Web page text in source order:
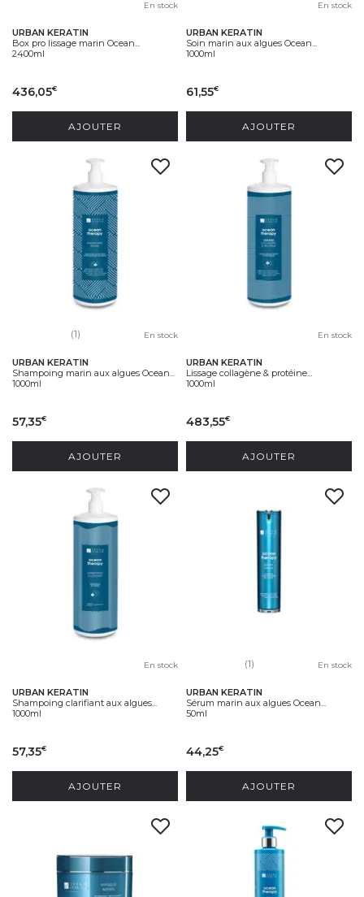
En stock
URBAN KERATIN
Box pro lissage marin Ocean...
2400ml
436,05€
AJOUTER
En stock
URBAN KERATIN
Soin marin aux algues Ocean...
1000ml
61,55€
AJOUTER
(1) En stock
URBAN KERATIN
Shampoing marin aux algues Ocean...
1000ml
57,35€
AJOUTER
En stock
URBAN KERATIN
Lissage collagène & protéine...
1000ml
483,55€
AJOUTER
En stock
URBAN KERATIN
Shampoing clarifiant aux algues...
1000ml
57,35€
AJOUTER
(1) En stock
URBAN KERATIN
Sérum marin aux algues Ocean...
50ml
44,25€
AJOUTER